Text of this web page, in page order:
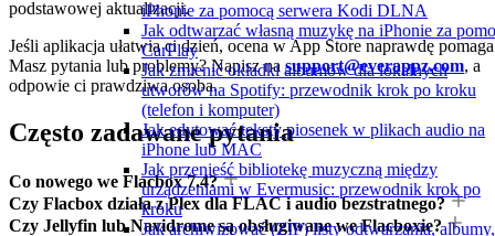
iPhonie za pomocą serwera Kodi DLNA
Jak odtwarzać własną muzykę na iPhonie za
CarPlay
Jak zmienić okładki albumów dla lokalnych
utworów na Spotify: przewodnik krok po kroku
(telefon i komputer)
Jak edytować teksty piosenek w plikach audio na
iPhone lub MAC
Jak przenieść bibliotekę muzyczną między
urządzeniami w Evermusic: przewodnik krok po
kroku
Jak archiwizować (ZIP) listy odtwarzania, albumy,
podstawowej aktualizacji.
Jeśli aplikacja ułatwia ci dzień, ocena w App Store naprawdę
Masz pytania lub problemy? Napisz na support@everappz.com, a
odpowie ci prawdziwa osoba.
Często zadawane pytania
Co nowego we Flacbox 7.4?
Czy Flacbox działa z Plex dla FLAC i audio bezstratnego?
Czy Jellyfin lub Navidrome są obsługiwane we Flacboxie?